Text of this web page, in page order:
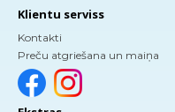
Klientu serviss
Kontakti
Preču atgriešana un maiņa